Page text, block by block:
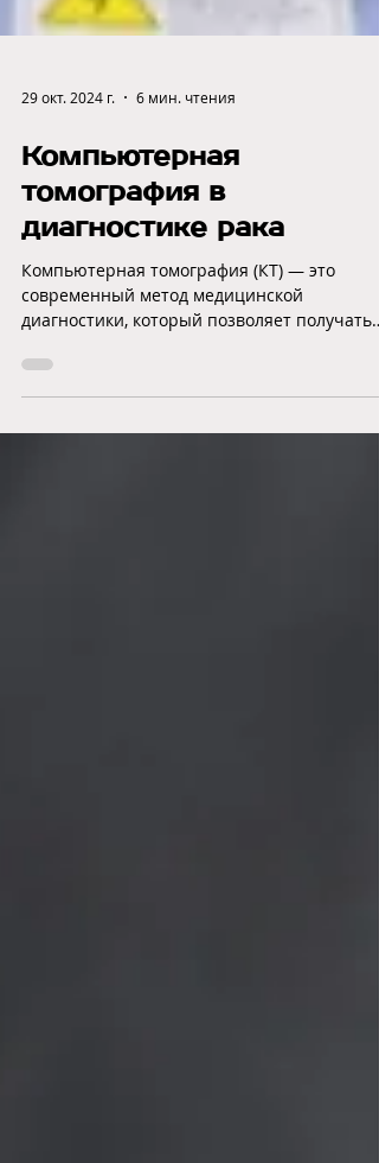
29 окт. 2024 г. 6 мин. чтения
Компьютерная
томография в
диагностике рака
Компьютерная томография (КТ) — это
современный метод медицинской